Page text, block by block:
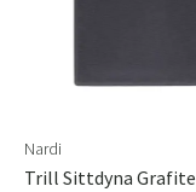
Nardi
Trill Sittdyna Grafite